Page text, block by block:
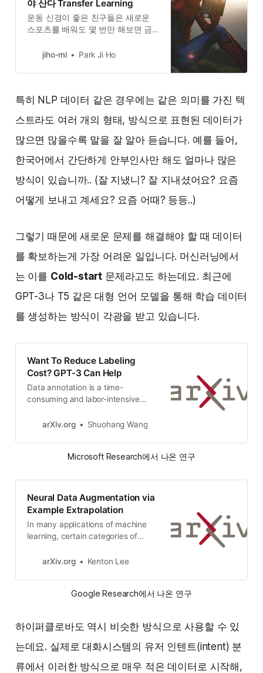
야 산다 Transfer Learning
운동 신경이 좋은 친구들은 새로운
스포츠를 배워도 몇 번만 해보면 금
에 책을 많이 읽던 친구들은 따로준
점수를 받습니다. 음감이 좋은 친구
거나 더 듣기 좋은 연주를 해냅니다.
는 또 다른 언어를 배운다 하더니 얼
마 만에 그 나라에서 자유롭게 회화
를 합니다. 이런 얄밉지만 재능 있는
친구들 주변에 한 명씩은 있죠? 근데
누구나 원래 알던 지식이나 경험으로
…
jiho-ml Park Ji Ho
특히 NLP 데이터 같은 경우에는 같은 의미를 가진 텍
스트라도 여러 개의 형태, 방식으로 표현된 데이터가
많으면 많을수록 말을 잘 알아 듣습니다. 예를 들어,
한국어에서 간단하게 안부인사만 해도 얼마나 많은
방식이 있습니까.. (잘 지냈니? 잘 지내셨어요? 요즘
어떻게 보내고 계세요? 요즘 어때? 등등..)
그렇기 때문에 새로운 문제를 해결해야 할 때 데이터
를 확보하는게 가장 어려운 일입니다. 머신러닝에서
는 이를 Cold-start 문제라고도 하는데요. 최근에
GPT-3나 T5 같은 대형 언어 모델을 통해 학습 데이터
를 생성하는 방식이 각광을 받고 있습니다.
Want To Reduce Labeling
Cost? GPT-3 Can Help
Data annotation is a time-
consuming and labor-intensive
Although there exist various
labels, theyare often task-specific
and require a decent amount of
the immense language model GPT-
3 with 175 billion …
arXiv.org Shuohang Wang
Microsoft Research에서 나온 연구
Neural Data Augmentation via
Example Extrapolation
In many applications of machine
learning, certain categories of
in the training data, causing
“few-shot” cases at test time. A
common remedy is to perform
examples, orheuristi…
arXiv.org Kenton Lee
Google Research에서 나온 연구
하이퍼클로바도 역시 비슷한 방식으로 사용할 수 있
는데요. 실제로 대화시스템의 유저 인텐트(intent) 분
류에서 이러한 방식으로 매우 적은 데이터로 시작해,